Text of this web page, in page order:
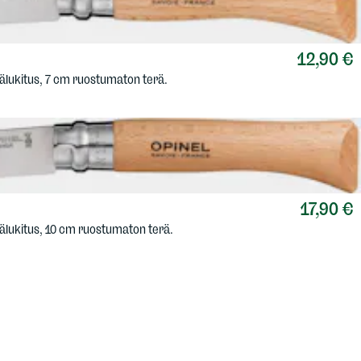
12,90 €
7 cm ruostumaton terä.
17,90 €
10 cm ruostumaton terä.